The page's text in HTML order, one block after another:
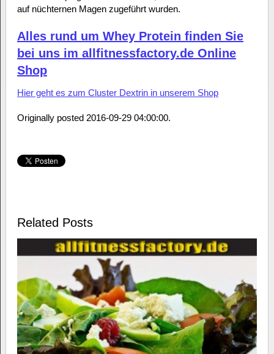
auf nüchternen Magen zugeführt wurden.
Alles rund um Whey Protein finden Sie
bei uns im allfitnessfactory.de Online
Shop
Hier geht es zum Cluster Dextrin in unserem Shop
Originally posted 2016-09-29 04:00:00.
Related Posts